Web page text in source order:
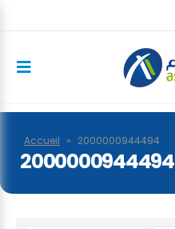
Accueil » 2000000944494
2000000944494